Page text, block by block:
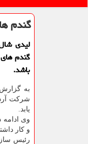
گندم
لیدی
باشد.
به
یابد.
وی ادامه
و كار
رئیس